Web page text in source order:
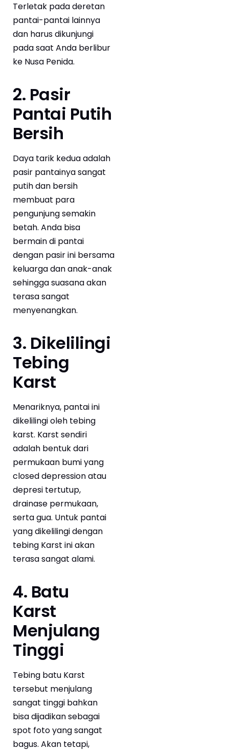
Terletak pada deretan
pantai-pantai lainnya
dan harus dikunjungi
pada saat Anda berlibur
ke Nusa Penida.
2. Pasir
Pantai Putih
Bersih
Daya tarik kedua adalah
pasir pantainya sangat
putih dan bersih
membuat para
pengunjung semakin
betah. Anda bisa
bermain di pantai
dengan pasir ini bersama
keluarga dan anak-anak
sehingga suasana akan
terasa sangat
menyenangkan.
3. Dikelilingi
Tebing
Karst
Menariknya, pantai ini
dikelilingi oleh tebing
karst. Karst sendiri
adalah bentuk dari
permukaan bumi yang
closed depression atau
depresi tertutup,
drainase permukaan,
serta gua. Untuk pantai
yang dikelilingi dengan
tebing Karst ini akan
terasa sangat alami.
4. Batu
Karst
Menjulang
Tinggi
Tebing batu Karst
tersebut menjulang
sangat tinggi bahkan
bisa dijadikan sebagai
spot foto yang sangat
bagus. Akan tetapi,